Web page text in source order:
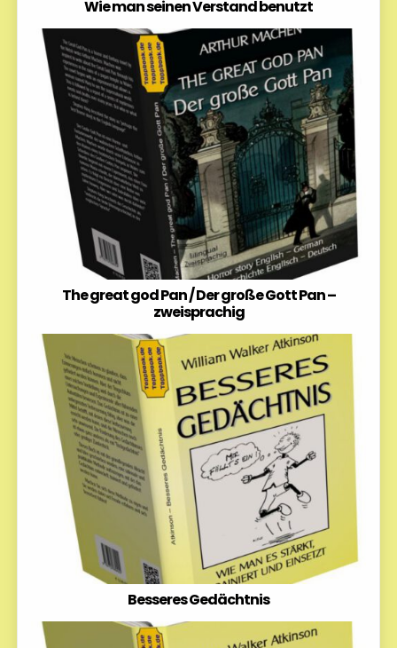
Wie man seinen Verstand benutzt
The great god Pan / Der große Gott Pan –
zweisprachig
Besseres Gedächtnis